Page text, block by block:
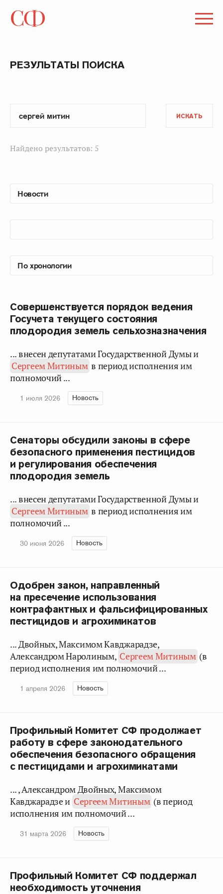
РЕЗУЛЬТАТЫ ПОИСКА
ИСКАТЬ
Найдено результатов: 5
Совершенствуется порядок ведения
Госучета текущего состояния
плодородия земель сельхозназначения
... внесен депутатами Государственной Думы и
Сергеем Митиным в период исполнения им
полномочий ...
1 июля 2026 Новость
Сенаторы обсудили законы в сфере
безопасного применения пестицидов
и регулирования обеспечения
плодородия земель
... внесен депутатами Государственной Думы и
Сергеем Митиным в период исполнения им
полномочий ...
30 июня 2026 Новость
Одобрен закон, направленный
на пресечение использования
контрафактных и фальсифицированных
пестицидов и агрохимикатов
... Двойных, Максимом Кавджарадзе,
Александром Наролиным, Сергеем Митиным (в
период исполнения им полномочий ...
1 апреля 2026 Новость
Профильный Комитет СФ продолжает
работу в сфере законодательного
обеспечения безопасного обращения
с пестицидами и агрохимикатами
... , Александром Двойных, Максимом
Кавджарадзе и Сергеем Митиным (в период
исполнения им полномочий ...
31 марта 2026 Новость
Профильный Комитет СФ поддержал
необходимость уточнения